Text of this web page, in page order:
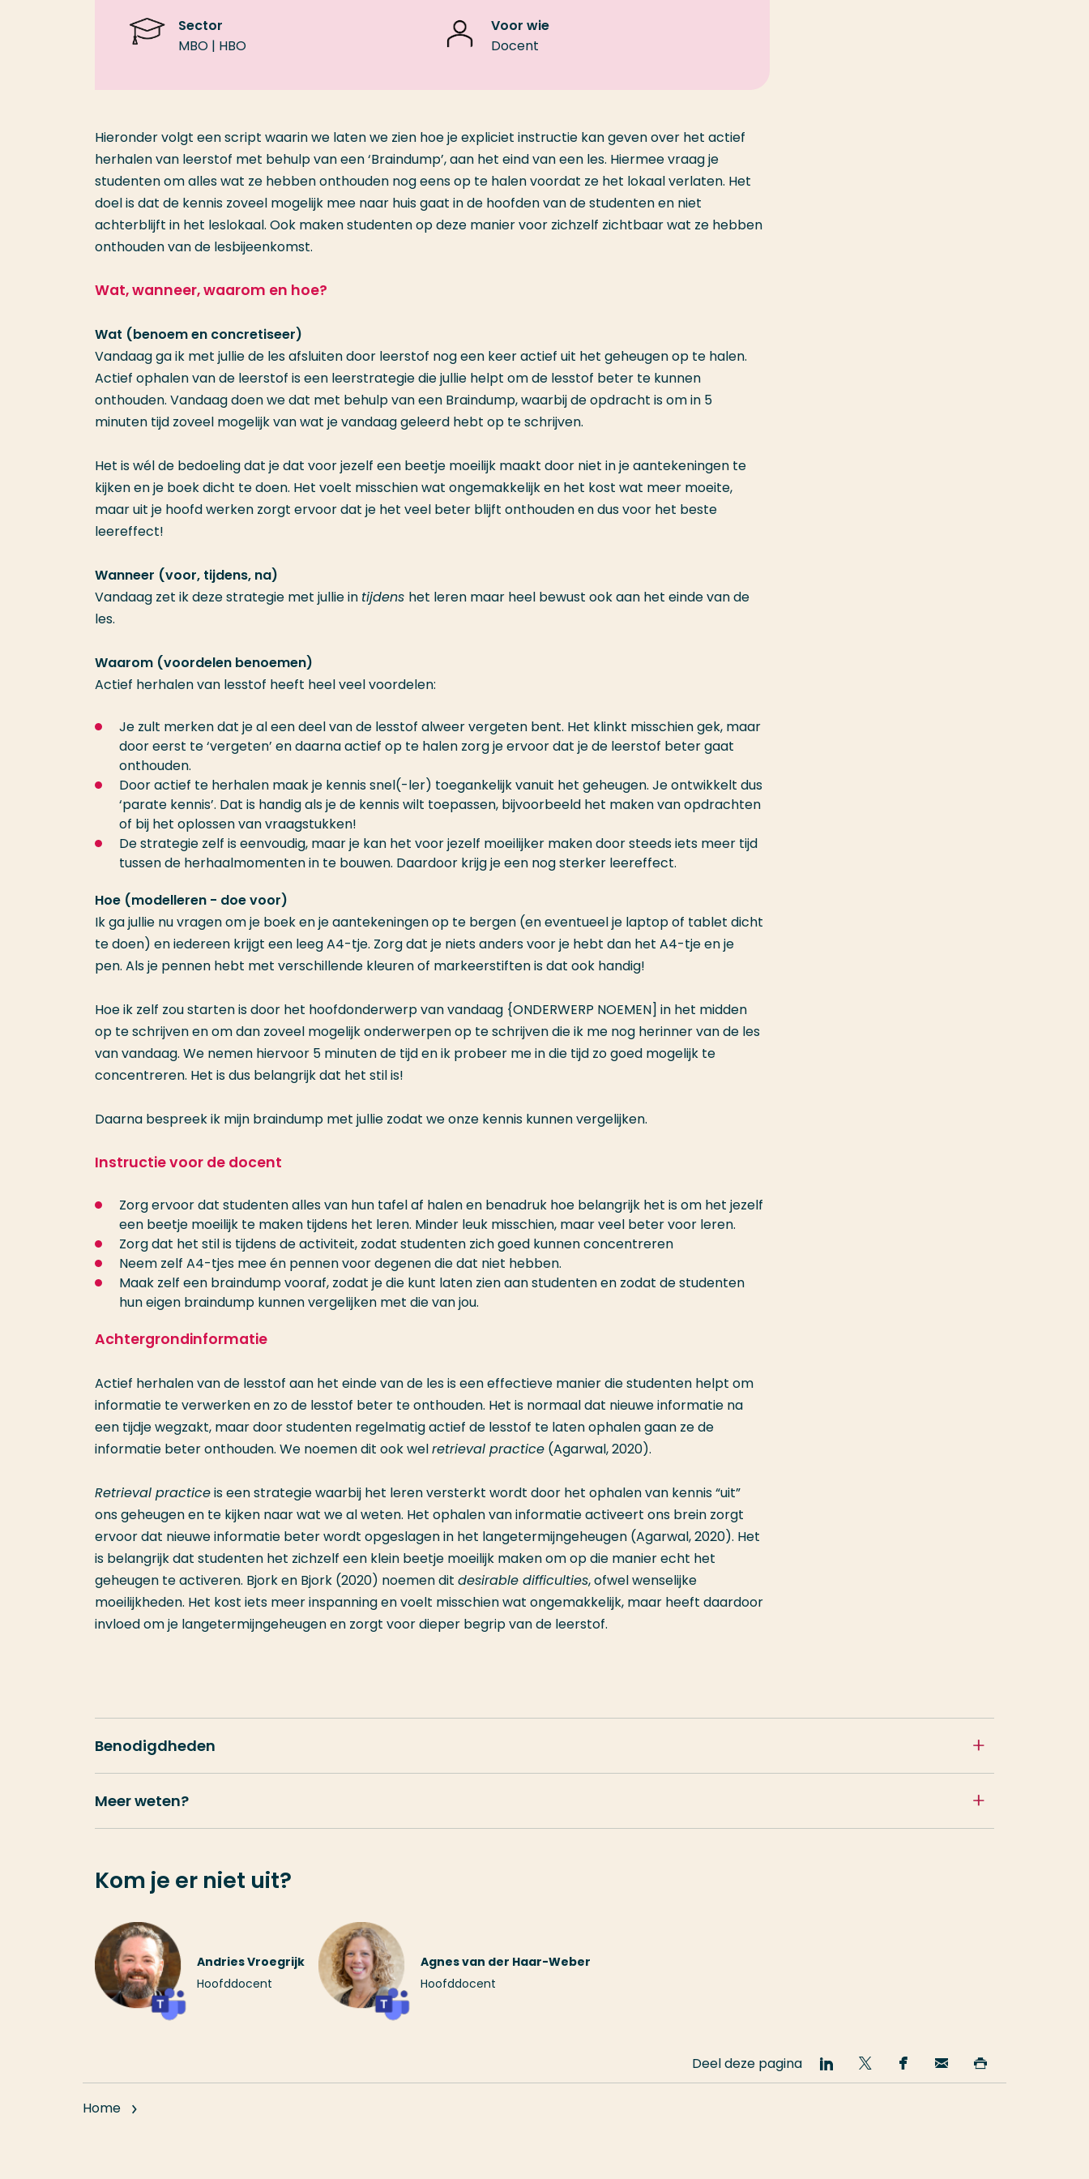
Sector
MBO | HBO
Voor wie
Docent
Hieronder volgt een script waarin we laten we zien hoe je expliciet instructie kan geven over het actief
herhalen van leerstof met behulp van een ‘Braindump’, aan het eind van een les. Hiermee vraag je
studenten om alles wat ze hebben onthouden nog eens op te halen voordat ze het lokaal verlaten. Het
doel is dat de kennis zoveel mogelijk mee naar huis gaat in de hoofden van de studenten en niet
achterblijft in het leslokaal. Ook maken studenten op deze manier voor zichzelf zichtbaar wat ze hebben
onthouden van de lesbijeenkomst.
Wat, wanneer, waarom en hoe?
Wat (benoem en concretiseer)
Vandaag ga ik met jullie de les afsluiten door leerstof nog een keer actief uit het geheugen op te halen.
Actief ophalen van de leerstof is een leerstrategie die jullie helpt om de lesstof beter te kunnen
onthouden. Vandaag doen we dat met behulp van een Braindump, waarbij de opdracht is om in 5
minuten tijd zoveel mogelijk van wat je vandaag geleerd hebt op te schrijven.
Het is wél de bedoeling dat je dat voor jezelf een beetje moeilijk maakt door niet in je aantekeningen te
kijken en je boek dicht te doen. Het voelt misschien wat ongemakkelijk en het kost wat meer moeite,
maar uit je hoofd werken zorgt ervoor dat je het veel beter blijft onthouden en dus voor het beste
leereffect!
Wanneer (voor, tijdens, na)
Vandaag zet ik deze strategie met jullie in tijdens het leren maar heel bewust ook aan het einde van de
les.
Waarom (voordelen benoemen)
Actief herhalen van lesstof heeft heel veel voordelen:
Je zult merken dat je al een deel van de lesstof alweer vergeten bent. Het klinkt misschien gek, maar
door eerst te ‘vergeten’ en daarna actief op te halen zorg je ervoor dat je de leerstof beter gaat
onthouden.
Door actief te herhalen maak je kennis snel(-ler) toegankelijk vanuit het geheugen. Je ontwikkelt dus
‘parate kennis’. Dat is handig als je de kennis wilt toepassen, bijvoorbeeld het maken van opdrachten
of bij het oplossen van vraagstukken!
De strategie zelf is eenvoudig, maar je kan het voor jezelf moeilijker maken door steeds iets meer tijd
tussen de herhaalmomenten in te bouwen. Daardoor krijg je een nog sterker leereffect.
Hoe (modelleren - doe voor)
Ik ga jullie nu vragen om je boek en je aantekeningen op te bergen (en eventueel je laptop of tablet dicht
te doen) en iedereen krijgt een leeg A4-tje. Zorg dat je niets anders voor je hebt dan het A4-tje en je
pen. Als je pennen hebt met verschillende kleuren of markeerstiften is dat ook handig!
Hoe ik zelf zou starten is door het hoofdonderwerp van vandaag {ONDERWERP NOEMEN] in het midden
op te schrijven en om dan zoveel mogelijk onderwerpen op te schrijven die ik me nog herinner van de les
van vandaag. We nemen hiervoor 5 minuten de tijd en ik probeer me in die tijd zo goed mogelijk te
concentreren. Het is dus belangrijk dat het stil is!
Daarna bespreek ik mijn braindump met jullie zodat we onze kennis kunnen vergelijken.
Instructie voor de docent
Zorg ervoor dat studenten alles van hun tafel af halen en benadruk hoe belangrijk het is om het jezelf
een beetje moeilijk te maken tijdens het leren. Minder leuk misschien, maar veel beter voor leren.
Zorg dat het stil is tijdens de activiteit, zodat studenten zich goed kunnen concentreren
Neem zelf A4-tjes mee én pennen voor degenen die dat niet hebben.
Maak zelf een braindump vooraf, zodat je die kunt laten zien aan studenten en zodat de studenten
hun eigen braindump kunnen vergelijken met die van jou.
Achtergrondinformatie
Actief herhalen van de lesstof aan het einde van de les is een effectieve manier die studenten helpt om
informatie te verwerken en zo de lesstof beter te onthouden. Het is normaal dat nieuwe informatie na
een tijdje wegzakt, maar door studenten regelmatig actief de lesstof te laten ophalen gaan ze de
informatie beter onthouden. We noemen dit ook welretrieval practice (Agarwal, 2020).
Retrieval practiceis een strategie waarbij het leren versterkt wordt door het ophalen van kennis “uit”
ons geheugen en te kijken naar wat we al weten. Het ophalen van informatie activeert ons brein zorgt
ervoor dat nieuwe informatie beter wordt opgeslagen in het langetermijngeheugen (Agarwal, 2020). Het
is belangrijk dat studenten het zichzelf een klein beetje moeilijk maken om op die manier echt het
geheugen te activeren. Bjork en Bjork (2020) noemen dit desirable difficulties, ofwel wenselijke
moeilijkheden. Het kost iets meer inspanning en voelt misschien wat ongemakkelijk, maar heeft daardoor
invloed om je langetermijngeheugen en zorgt voor dieper begrip van de leerstof.
Benodigdheden
Meer weten?
Kom je er niet uit?
Andries Vroegrijk
Hoofddocent
Agnes van der Haar-Weber
Hoofddocent
Home
Deel deze pagina
Deel
op
Deel
op
Deel
op
Email
deze deze